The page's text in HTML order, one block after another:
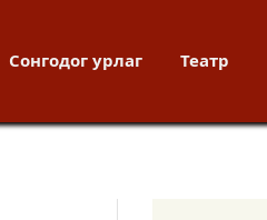
Сонгодог урлаг Театр